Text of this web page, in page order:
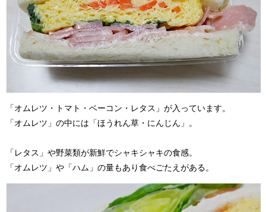
「オムレツ・トマト・ベーコン・レタス」が入っています。
「オムレツ」の中には「ほうれん草・にんじん」。
「レタス」や野菜類が新鮮でシャキシャキの食感。
「オムレツ」や「ハム」の量もあり食べごたえがある。